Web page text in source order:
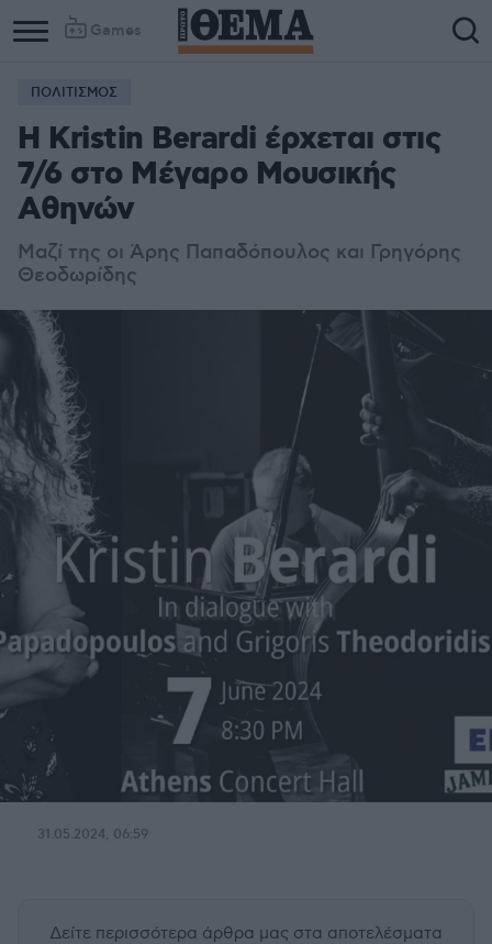
Games
ΠΟΛΙΤΙΣΜΟΣ
Η Kristin Berardi έρχεται στις
7/6 στο Μέγαρο Μουσικής
Αθηνών
Mαζί της οι Άρης Παπαδόπουλος και Γρηγόρης
Θεοδωρίδης
31.05.2024, 06:59
Δείτε περισσότερα άρθρα μας στα αποτελέσματα